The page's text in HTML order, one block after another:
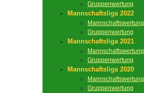
Gruppenwertung
Mannschaftsliga 2022
Mannschaftswertung
Gruppenwertung
Mannschaftsliga 2021
Mannschaftswertung
Gruppenwertung
Mannschaftsliga 2020
Mannschaftswertung
Gruppenwertung